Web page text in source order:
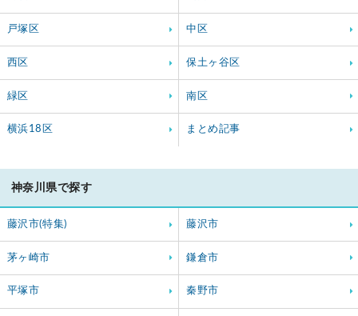
戸塚区 中区
西区 保土ヶ谷区
緑区 南区
横浜18区 まとめ記事
神奈川県で探す
藤沢市(特集) 藤沢市
茅ヶ崎市 鎌倉市
平塚市 秦野市